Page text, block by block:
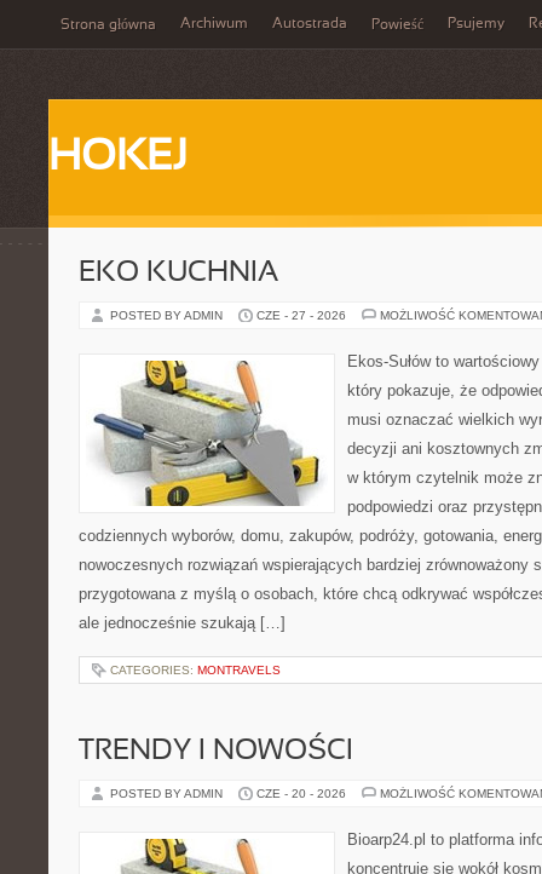
Strona główna Archiwum Autostrada Powieść Psujemy
HOKEJ
EKO KUCHNIA
POSTED BY ADMIN CZE - 27 - 2026 MOŻLIWOŚĆ
Ekos-Sułów to
który pokazuje, że
musi oznaczać wielkich
decyzji ani kosztownych
w którym czytelnik może
podpowiedzi oraz
codziennych wyborów, domu, zakupów, podróży, gotowania,
nowoczesnych rozwiązań wspierających bardziej zrównoważony
przygotowana z myślą o osobach, które chcą odkrywać
ale jednocześnie szukają […]
CATEGORIES: MONTRAVELS
TRENDY I NOWOŚCI
POSTED BY ADMIN CZE - 20 - 2026 MOŻLIWOŚĆ
Bioarp24.pl to platforma
koncentruje się wokół